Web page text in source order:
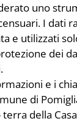
uno
I dati
e utilizzati
dei
e i
di
della